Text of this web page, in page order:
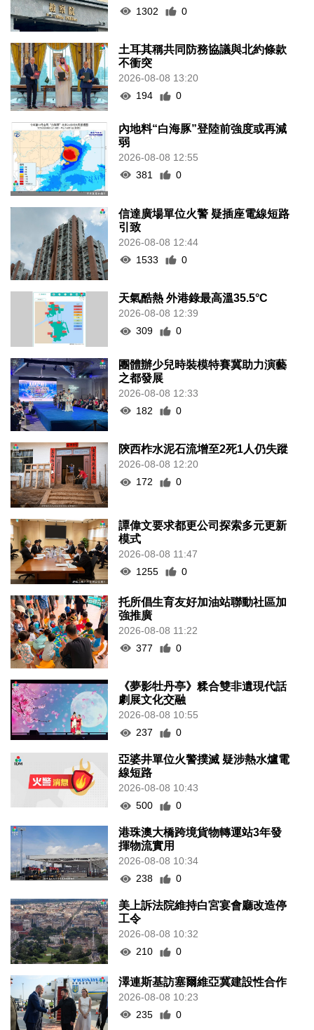
1302 0
土耳其稱共同防務協議與北約條款
不衝突
2026-08-08 13:20
194
0
內地料“白海豚”登陸前強度或再減
弱
2026-08-08 12:55
381
0
信達廣場單位火警 疑插座電線短路
引致
2026-08-08 12:44
1533
0
天氣酷熱 外港錄最高溫35.5°C
2026-08-08 12:39
309
0
團體辦少兒時裝模特賽冀助力演藝
之都發展
2026-08-08 12:33
182
0
陝西柞水泥石流增至2死1人仍失蹤
2026-08-08 12:20
172
0
譚偉文要求都更公司探索多元更新
模式
2026-08-08 11:47
1255
0
托所倡生育友好加油站聯動社區加
強推廣
2026-08-08 11:22
377
0
《夢影牡丹亭》糅合雙非遺現代話
劇展文化交融
2026-08-08 10:55
237
0
亞婆井單位火警撲滅 疑涉熱水爐電
線短路
2026-08-08 10:43
500
0
港珠澳大橋跨境貨物轉運站3年發
揮物流實用
2026-08-08 10:34
238
0
美上訴法院維持白宮宴會廳改造停
工令
2026-08-08 10:32
210
0
澤連斯基訪塞爾維亞冀建設性合作
2026-08-08 10:23
235
0